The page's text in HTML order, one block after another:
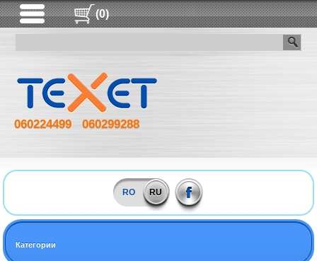
(0)
060224499 060299288
RO RU
Категории